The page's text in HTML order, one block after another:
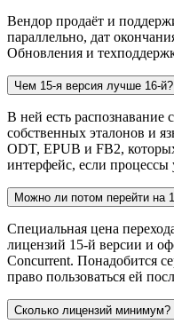
Вендор продаёт и
параллельно, дат
Обновления и
Чем 15-я версия лучше 16-й?
В ней есть
собственных эталонов и
ODT, EPUB и FB2,
интерфейс, если
Можно ли потом перейти на
Специальная цена
лицензий 15-й версии и
Concurrent. Понадобится
право пользоваться ей
Сколько лицензий минимум?